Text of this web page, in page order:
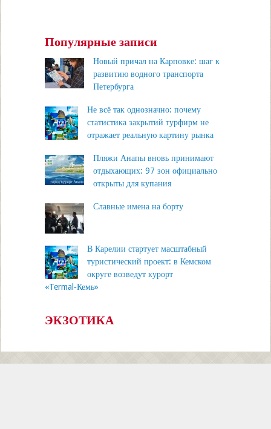
Популярные записи
Новый причал на Карповке: шаг к
развитию водного транспорта
Петербурга
Не всё так однозначно: почему
статистика закрытий турфирм не
отражает реальную картину рынка
Пляжи Анапы вновь принимают
отдыхающих: 97 зон официально
открыты для купания
Славные имена на борту
В Карелии стартует масштабный
туристический проект: в Кемском
округе возведут курорт
«Termal‑Кемь»
ЭКЗОТИКА